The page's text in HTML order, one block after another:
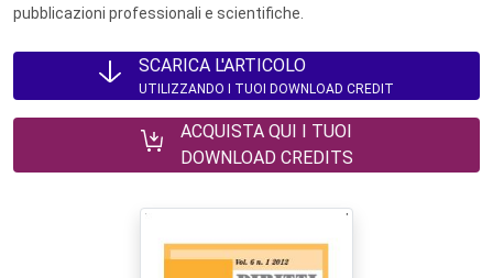
pubblicazioni professionali e scientifiche.
SCARICA L'ARTICOLO
UTILIZZANDO I TUOI DOWNLOAD CREDIT
ACQUISTA QUI I TUOI
DOWNLOAD CREDITS